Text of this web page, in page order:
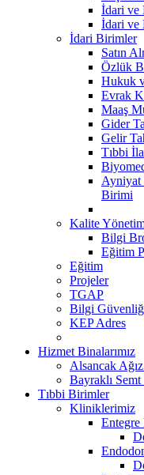
İdari ve
İdari ve
İdari Birimler
Satın
Özlük
Hukuk
Evrak
Maaş
Gider
Gelir
Tıbbi
Ayniyat
Birimi
Kalite
Bilgi
Eğitim
Eğitim
Projeler
TGAP
Bilgi
KEP Adres
Hizmet Binalarımız
Alsancak
Bayraklı
Tıbbi Birimler
Kliniklerimiz